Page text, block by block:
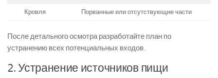
Кровля Порванные или отсутствующие части
После детального осмотра разработайте план по
устранению всех потенциальных входов.
2. Устранение источников пищи